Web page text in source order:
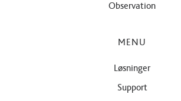
Observation
MENU
Løsninger
Support